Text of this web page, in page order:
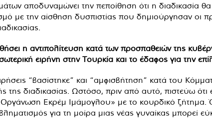
αποδυναμώνει την πεποίθηση ότι η διαδικασία
με την αίσθηση δυσπιστίας που δημιούργησαν οι
η αντιπολίτευση κατά των προσπαθειών της
ειρήνη στην Τουρκία και το έδαφος για την
“βασίστηκε” και “αμφισβήτηση” κατά του
της διαδικασίας. Ωστόσο, πριν από αυτό, πιστεύω
Εκρέμ Ιμάμογλου» με το κουρδικό
για τη μοίρα μιας νέας γυναίκας μπορεί